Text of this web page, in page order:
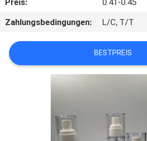
QUALITÄTSKONTROLLE
TRETEN
SIE
Preis:
0.41-0.45
Zahlungsbedingungen:
L/C, T/T
BESTPREIS